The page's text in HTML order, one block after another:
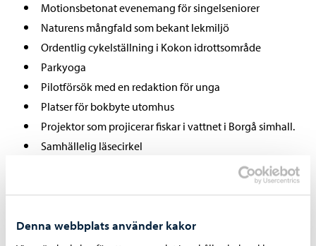
Denna webbplats använder kakor
Motionsbetonat evenemang för singelseniorer
Naturens mångfald som bekant lekmiljö
Ordentlig cykelställning i Kokon idrottsområde
Parkyoga
Pilotförsök med en redaktion för unga
Platser för bokbyte utomhus
Projektor som projicerar fiskar i vattnet i Borgå simhall.
Samhällelig läsecirkel
Skaffas: elassisterad tandemcykel med tre hjul, där
kan hyra.